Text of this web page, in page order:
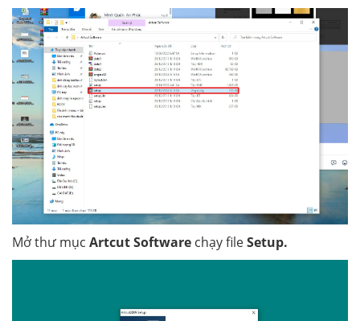
Mở thư mục Artcut Software chạy fileSetup.